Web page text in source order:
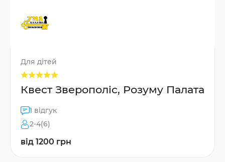
Для дітей
Квест Зверополіс, Розуму Палата
1 відгук
2-4(6)
від 1200 грн